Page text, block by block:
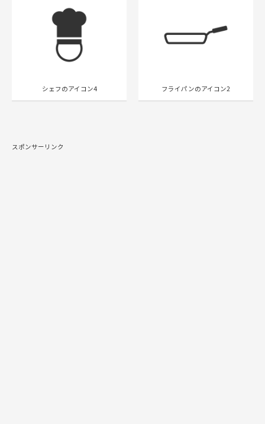
シェフのアイコン4 フライパンのアイコン2
スポンサーリンク